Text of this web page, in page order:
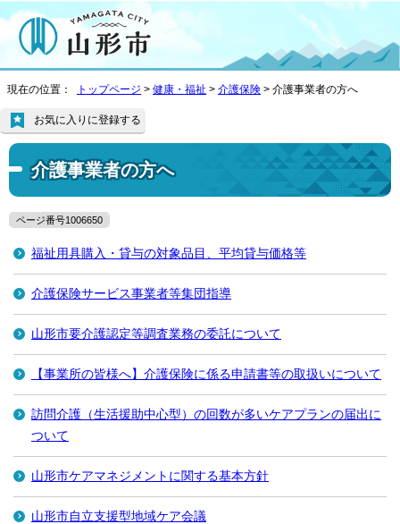
現在の位置： トップページ > 健康・福祉 > 介護保険 > 介護事業者の方へ
介護事業者の方へ
お気に入りに登録する
ページ番号1006650
福祉用具購入・貸与の対象品目、平均貸与価格等
介護保険サービス事業者等集団指導
山形市要介護認定等調査業務の委託について
【事業所の皆様へ】介護保険に係る申請書等の取扱いについて
訪問介護（生活援助中心型）の回数が多いケアプランの届出に
ついて
山形市ケアマネジメントに関する基本方針
山形市自立支援型地域ケア会議